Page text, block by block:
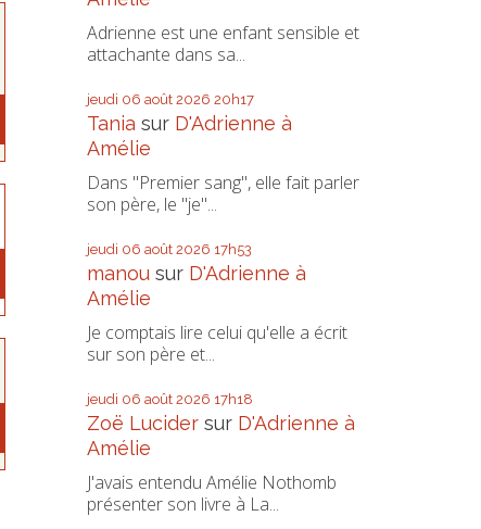
Adrienne est une enfant sensible et
attachante dans sa...
jeudi 06 août 2026 20h17
Tania sur D'Adrienne à
Amélie
Dans "Premier sang", elle fait parler
son père, le "je"...
jeudi 06 août 2026 17h53
manousur D'Adrienne à
Amélie
Je comptais lire celui qu'elle a écrit
sur son père et...
jeudi 06 août 2026 17h18
Zoë Lucidersur D'Adrienne à
Amélie
J'avais entendu Amélie Nothomb
présenter son livre à La...